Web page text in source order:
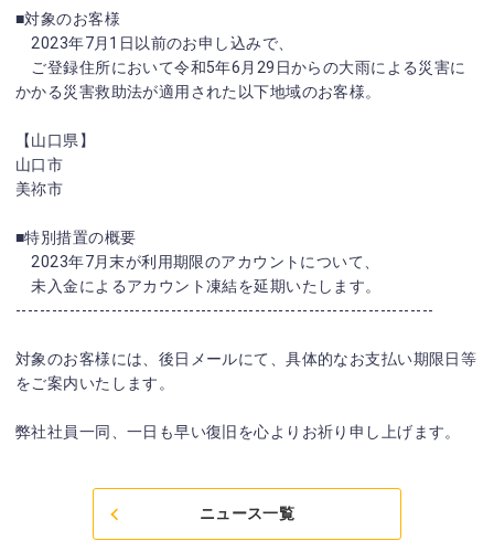
■対象のお客様
2023年7月1日以前のお申し込みで、
ご登録住所において令和5年6月29日からの大雨による災害に
かかる災害救助法が適用された以下地域のお客様。
【山口県】
山口市
美祢市
■特別措置の概要
2023年7月末が利用期限のアカウントについて、
未入金によるアカウント凍結を延期いたします。
----------------------------------------------------------------------
対象のお客様には、後日メールにて、具体的なお支払い期限日等
をご案内いたします。
弊社社員一同、一日も早い復旧を心よりお祈り申し上げます。
ニュース一覧